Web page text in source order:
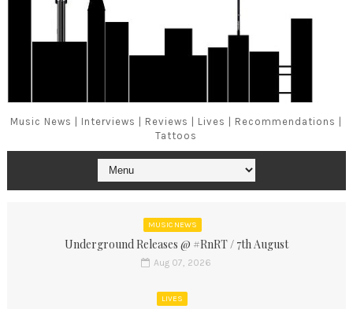
Music News | Interviews | Reviews | Lives | Recommendations |
Tattoos
MUSIC NEWS
Underground Releases @ #RnRT / 7th August
Aug 07, 2026
LIVES